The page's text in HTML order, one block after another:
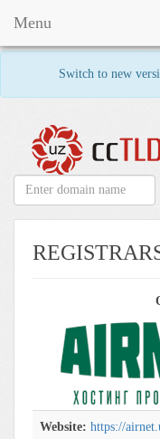
Switch to new
Menu
Website: https://